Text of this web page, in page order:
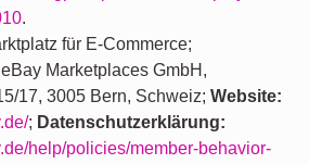
.
für E-Commerce;
eBay Marketplaces GmbH,
17, 3005 Bern, Schweiz; Website:
; Datenschutzerklärung:
help/policies/member-behavior-